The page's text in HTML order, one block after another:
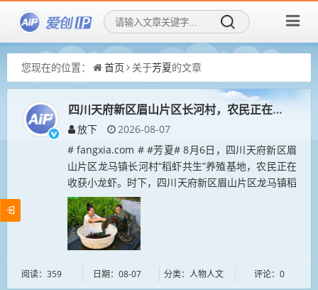
您现在的位置： 首页 关于芳夏的文章
四川天府新区眉山片区长河村，农民正在收获小
放下
2026-08-07
# fangxia.com # #芳夏# 8月6日，四川天府新区眉
山片区龙马镇长河村“稻虾共生”养殖基地，农民正在
收获小龙虾。时下，四川天府新区眉山片区龙马镇稻
虾共生的小龙虾迎来收获季，当地农民正在稻田里收
获小龙虾，...
阅读：359 日期：08-07 分类：人物人文 评论：0